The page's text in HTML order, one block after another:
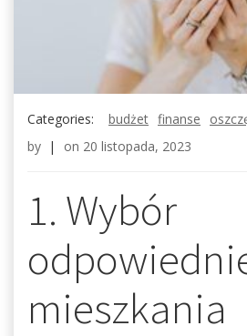
Categories: budżet finanse
by | on 20 listopada, 2023
1. Wybór
mieszkania